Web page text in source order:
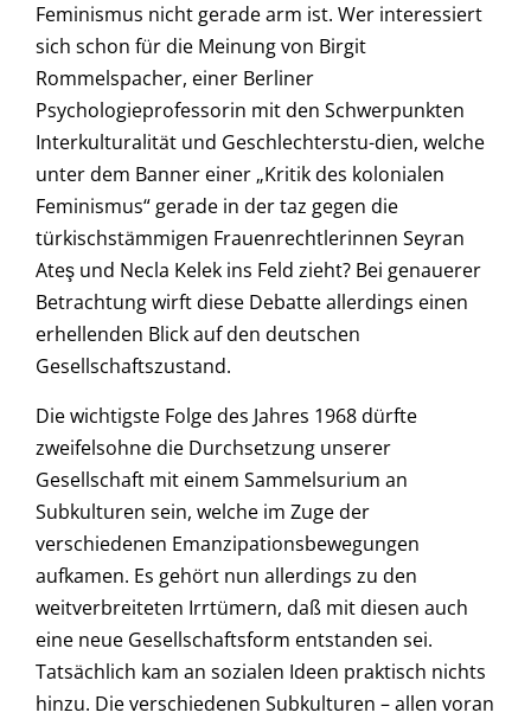
Feminismus nicht gerade arm ist. Wer interessiert
sich schon für die Meinung von Birgit
Rommelspacher, einer Berliner
Psychologieprofessorin mit den Schwerpunkten
Interkulturalität und Geschlechterstu-dien, welche
unter dem Banner einer „Kritik des kolonialen
Feminismus“ gerade in der taz gegen die
türkischstämmigen Frauenrechtlerinnen Seyran
Ateş und Necla Kelek ins Feld zieht? Bei genauerer
Betrachtung wirft diese Debatte allerdings einen
erhellenden Blick auf den deutschen
Gesellschaftszustand.
Die wichtigste Folge des Jahres 1968 dürfte
zweifelsohne die Durchsetzung unserer
Gesellschaft mit einem Sammelsurium an
Subkulturen sein, welche im Zuge der
verschiedenen Emanzipationsbewegungen
aufkamen. Es gehört nun allerdings zu den
weitverbreiteten Irrtümern, daß mit diesen auch
eine neue Gesellschaftsform entstanden sei.
Tatsächlich kam an sozialen Ideen praktisch nichts
hinzu. Die verschiedenen Subkulturen – allen voran